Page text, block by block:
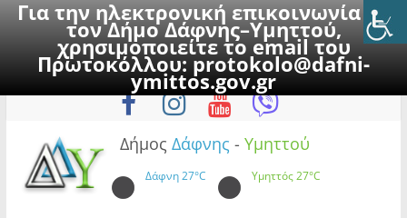
Για την ηλεκτρονική επικοινωνία με
τον Δήμο Δάφνης–Υμηττού,
χρησιμοποιείτε το email του
Πρωτοκόλλου:protokolo@dafni-
ymittos.gov.gr
to
Παρασκευή, 7 Αυγούστου 2026
Δήμος Δάφνης - Υμηττού
Δάφνη27°C Υμηττός27°C